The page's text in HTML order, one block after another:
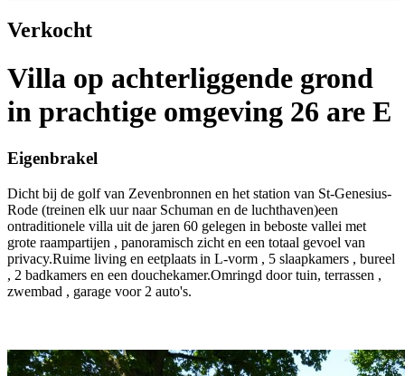
Verkocht
Villa op achterliggende grond
in prachtige omgeving 26 are E
Eigenbrakel
Dicht bij de golf van Zevenbronnen en het station van St-Genesius-
Rode (treinen elk uur naar Schuman en de luchthaven)een
ontraditionele villa uit de jaren 60 gelegen in beboste vallei met
grote raampartijen , panoramisch zicht en een totaal gevoel van
privacy.Ruime living en eetplaats in L-vorm , 5 slaapkamers , bureel
, 2 badkamers en een douchekamer.Omringd door tuin, terrassen ,
zwembad , garage voor 2 auto's.